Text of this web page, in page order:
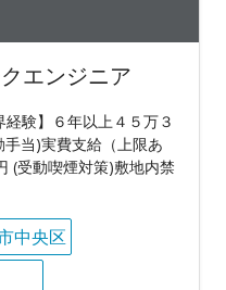
エンジニア
験】６年以上４５万３
当)実費支給（上限あ
(受動喫煙対策)敷地内禁
中央区